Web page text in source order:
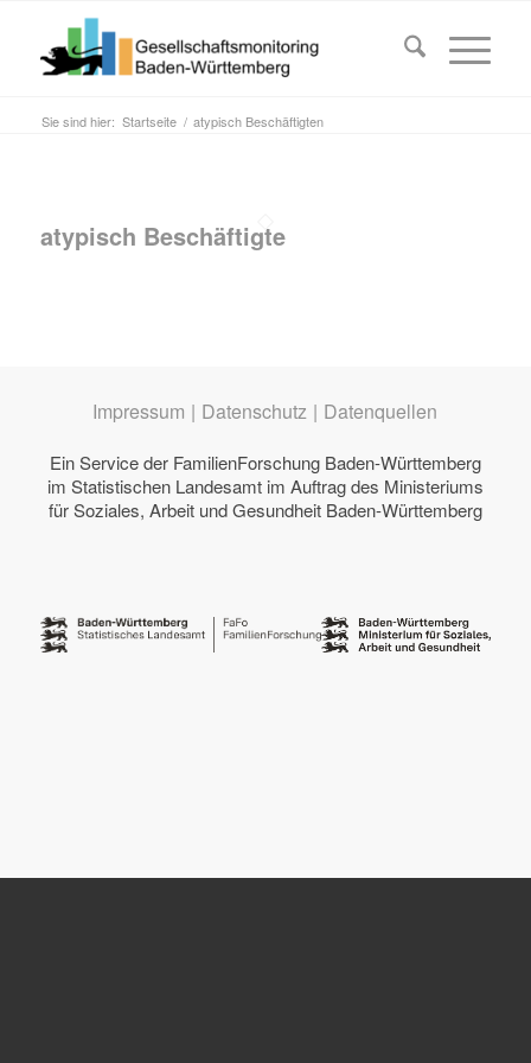
Sie sind hier: Startseite / atypisch Beschäftigten
atypisch Beschäftigte
Impressum | Datenschutz | Datenquellen
Ein Service der FamilienForschung Baden-Württemberg
im Statistischen Landesamt im Auftrag des Ministeriums
für Soziales, Arbeit und Gesundheit Baden-Württemberg